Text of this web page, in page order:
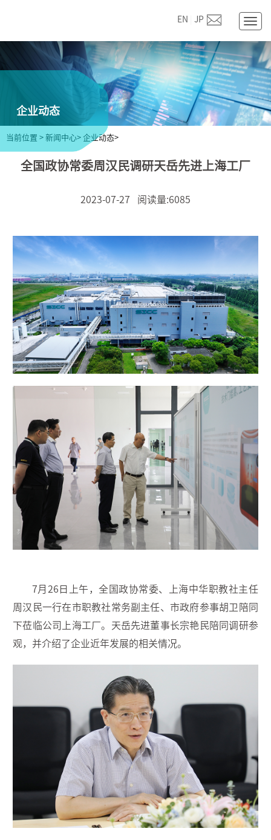
EN JP
企业动态
当前位置 > 新闻中心> 企业动态>
全国政协常委周汉民调研天岳先进上海工厂
2023-07-27 阅读量:6085
7月26日上午，全国政协常委、上海中华职教社主任
周汉民一行在市职教社常务副主任、市政府参事胡卫陪同
下莅临公司上海工厂。天岳先进董事长宗艳民陪同调研参
观，并介绍了企业近年发展的相关情况。